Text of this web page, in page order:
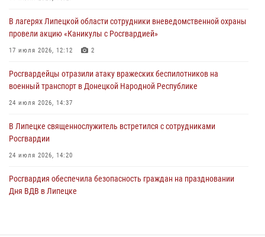
03 августа 2026, 13:41
Росгвардия противодействует БПЛА ВСУ на южном направлении
(видео)
03 августа 2026, 13:39
В лагерях Липецкой области сотрудники вневедомственной охраны
провели акцию «Каникулы с Росгвардией»
17 июля 2026, 12:12 2
Росгвардейцы отразили атаку вражеских беспилотников на
военный транспорт в Донецкой Народной Республике
24 июля 2026, 14:37
В Липецке священнослужитель встретился с сотрудниками
Росгвардии
24 июля 2026, 14:20
Росгвардия обеспечила безопасность граждан на праздновании
Дня ВДВ в Липецке